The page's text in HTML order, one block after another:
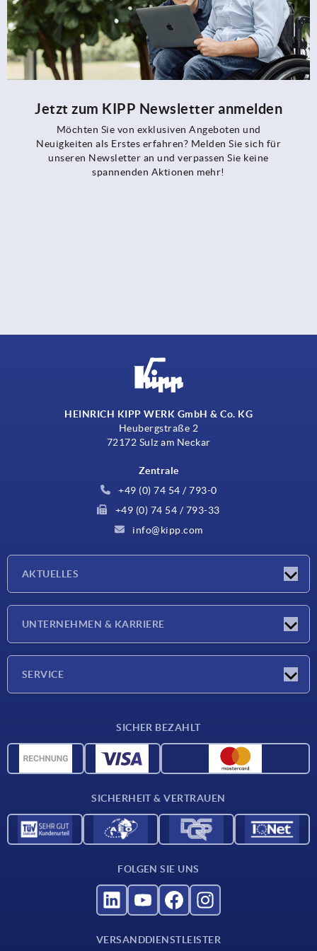
Jetzt zum KIPP Newsletter anmelden
Möchten Sie von exklusiven Angeboten und
Neuigkeiten als Erstes erfahren? Melden Sie sich für
unseren Newsletter an und verpassen Sie keine
spannenden Aktionen mehr!
HEINRICH KIPP WERK GmbH & Co. KG
Heubergstraße 2
72172 Sulz am Neckar
Zentrale
+49 (0) 74 54 / 793-0
+49 (0) 74 54 / 793-33
info@kipp.com
AKTUELLES
Presseberichte
UNTERNEHMEN & KARRIERE
SERVICE
Werkstoffübersicht
SICHER BEZAHLT
SICHERHEIT & VERTRAUEN
FOLGEN SIE UNS
VERSANDDIENSTLEISTER